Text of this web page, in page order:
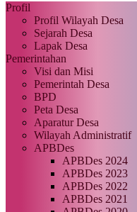
Profil
Profil Wilayah Desa
Sejarah Desa
Lapak Desa
Pemerintahan
Visi dan Misi
Pemerintah Desa
BPD
Peta Desa
Aparatur Desa
Wilayah Administratif
APBDes
APBDes 2024
APBDes 2023
APBDes 2022
APBDes 2021